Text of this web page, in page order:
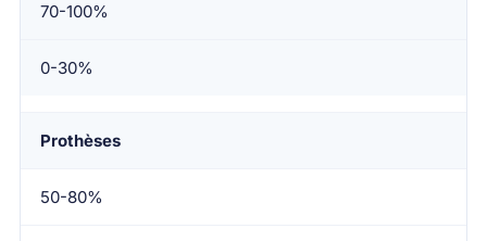
70-100%
0-30%
Prothèses
50-80%